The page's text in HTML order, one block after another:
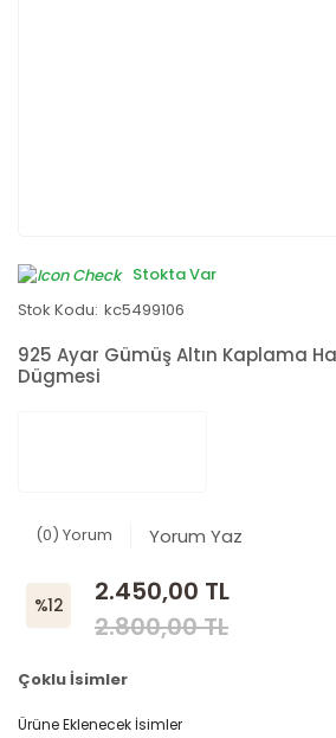
Stokta Var
Stok Kodu: kc5499106
925 Ayar Gümüş Altın Kaplama
Dügmesi
(0) Yorum Yorum Yaz
%12
2.450,00 TL
2.800,00 TL
Çoklu İsimler
Ürüne Eklenecek İsimler